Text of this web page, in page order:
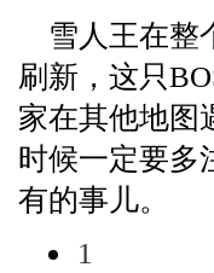
雪人王在整
刷新，这只
家在其他地图
时候一定要多
有的事儿。
1